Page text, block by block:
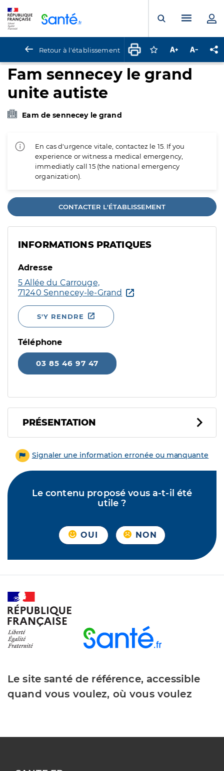
Ouvrir laMenu
Retour à l'établissement Connectez-vous
Augmenter la
Fam sennecey le grand
unite autiste
Eam de sennecey le grand
En cas d'urgence vitale, contactez le 15. If you
experience or witness a medical emergency,
immediatly call 15 (the national emergency
organization).
CONTACTER L'ÉTABLISSEMENT
INFORMATIONS PRATIQUES
Adresse
5 Allée du Carrouge,
71240 Sennecey-le-Grand
S'Y RENDRE
Téléphone
03 85 46 97 47
PRÉSENTATION
Signaler une information erronée ou manquante
Le contenu proposé vous a-t-il été
utile ?
OUI NON
Le site santé de référence, accessible
quand vous voulez, où vous voulez